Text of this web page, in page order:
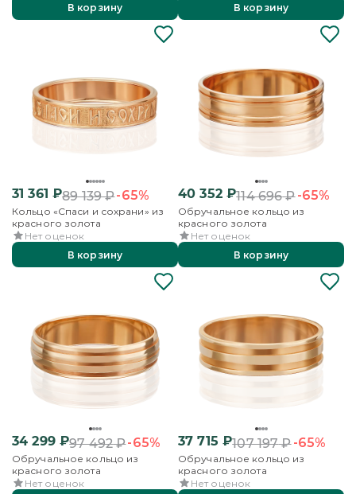
В корзину
В корзину
31 361 ₽89 139₽-65%
Кольцо «Спаси и сохрани» из
красного золота
Нет оценок
В корзину
40 352₽114 696₽-65%
Обручальное кольцо из
красного золота
Нет оценок
В корзину
34 299₽97 492₽-65%
Обручальное кольцо из
красного золота
Нет оценок
37 715 ₽107 197₽-65%
Обручальное кольцо из
красного золота
Нет оценок